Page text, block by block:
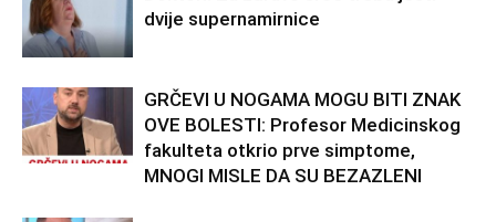
dvije supernamirnice
GRČEVI U NOGAMA MOGU BITI ZNAK
OVE BOLESTI: Profesor Medicinskog
fakulteta otkrio prve simptome,
MNOGI MISLE DA SU BEZAZLENI